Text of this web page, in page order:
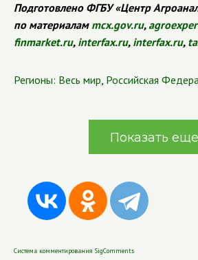
Подготовлено ФГБУ «Центр
по материалам mcx.gov.ru,
finmarket.ru, interfax.ru, interfax.ru,
Регионы: Весь мир, Российская
Показать еще
Система комментирования SigComments